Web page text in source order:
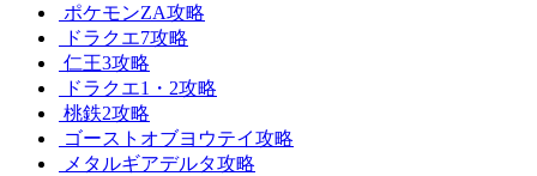
ポケモンZA攻略
ドラクエ7攻略
仁王3攻略
ドラクエ1・2攻略
桃鉄2攻略
ゴーストオブヨウテイ攻略
メタルギアデルタ攻略